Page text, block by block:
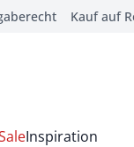
Kauf auf
Inspiration